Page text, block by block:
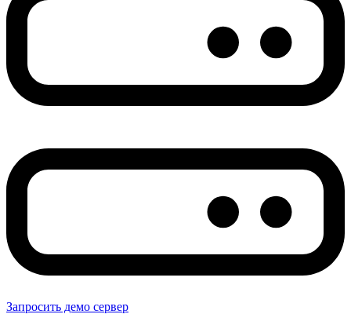
Запросить демо сервер